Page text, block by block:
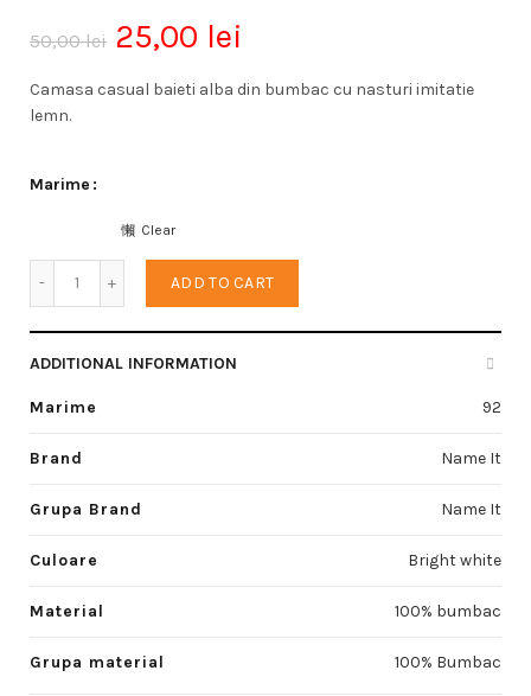
50,00lei 25,00 lei
Camasa casual baieti alba din bumbac cu nasturi imitatie
lemn.
Marime
Clear
ADD TO CART
ADDITIONAL INFORMATION
Marime 92
Brand Name It
Grupa Brand Name It
Culoare Bright white
Material 100% bumbac
Grupa material 100% Bumbac